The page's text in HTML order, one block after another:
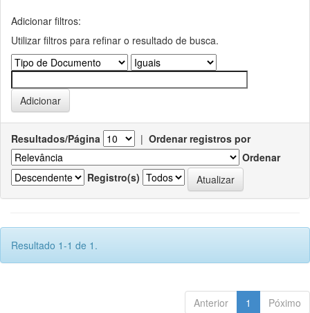
Adicionar filtros:
Utilizar filtros para refinar o resultado de busca.
Resultados/Página | Ordenar registros por
Ordenar
Registro(s)
Resultado 1-1 de 1.
Anterior 1 Póximo